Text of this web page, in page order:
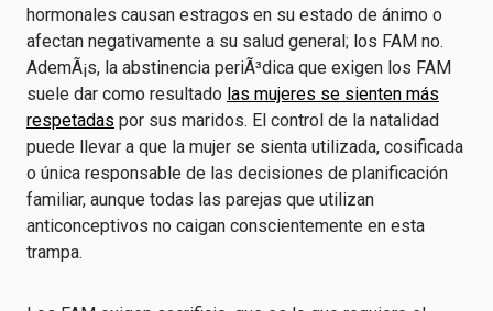
hormonales causan estragos en su estado de ánimo o
afectan negativamente a su salud general; los FAM no.
AdemÃ¡s, la abstinencia periÃ³dica que exigen los FAM
suele dar como resultado las mujeres se sienten más
respetadas por sus maridos. El control de la natalidad
puede llevar a que la mujer se sienta utilizada, cosificada
o única responsable de las decisiones de planificación
familiar, aunque todas las parejas que utilizan
anticonceptivos no caigan conscientemente en esta
trampa.